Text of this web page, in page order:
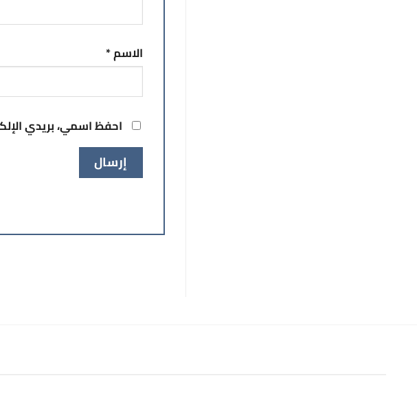
الاسم*
احفظ اسمي، بريدي